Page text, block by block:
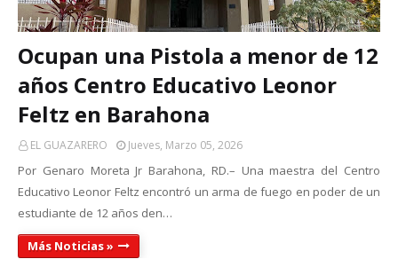
Ocupan una Pistola a menor de 12
años Centro Educativo Leonor
Feltz en Barahona
EL GUAZARERO Jueves, Marzo 05, 2026
Por Genaro Moreta Jr Barahona, RD.– Una maestra del Centro
Educativo Leonor Feltz encontró un arma de fuego en poder de un
estudiante de 12 años den…
Más Noticias »